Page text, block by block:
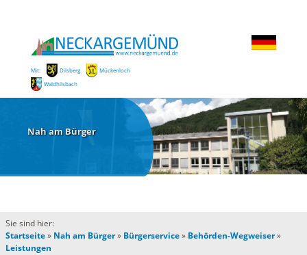
Mit: Dilsberg
Mückenloch
Waldhilsbach
Nah am Bürger
Sie sind hier:
Startseite» Nah am Bürger» Bürgerservice» Behörden-Wegweiser»
Leistungen